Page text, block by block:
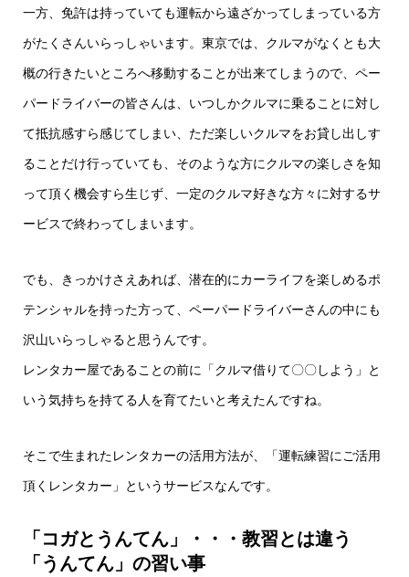
一方、免許は持っていても運転から遠ざかってしまっている方
がたくさんいらっしゃいます。東京では、クルマがなくとも大
概の行きたいところへ移動することが出来てしまうので、ペー
パードライバーの皆さんは、いつしかクルマに乗ることに対し
て抵抗感すら感じてしまい、ただ楽しいクルマをお貸し出しす
ることだけ行っていても、そのような方にクルマの楽しさを知
って頂く機会すら生じず、一定のクルマ好きな方々に対するサ
ービスで終わってしまいます。
でも、きっかけさえあれば、潜在的にカーライフを楽しめるポ
テンシャルを持った方って、ペーパードライバーさんの中にも
沢山いらっしゃると思うんです。
レンタカー屋であることの前に「クルマ借りて〇〇しよう」と
いう気持ちを持てる人を育てたいと考えたんですね。
そこで生まれたレンタカーの活用方法が、「運転練習にご活用
頂くレンタカー」というサービスなんです。
「コガとうんてん」・・・教習とは違う
「うんてん」の習い事